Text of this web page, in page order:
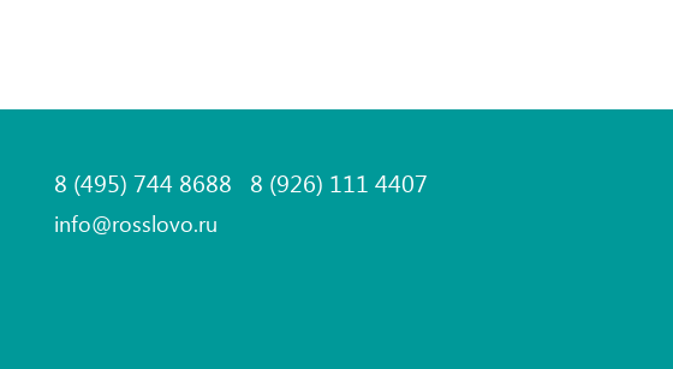
8 (495) 744 8688 8 (926) 111 4407
info@rosslovo.ru